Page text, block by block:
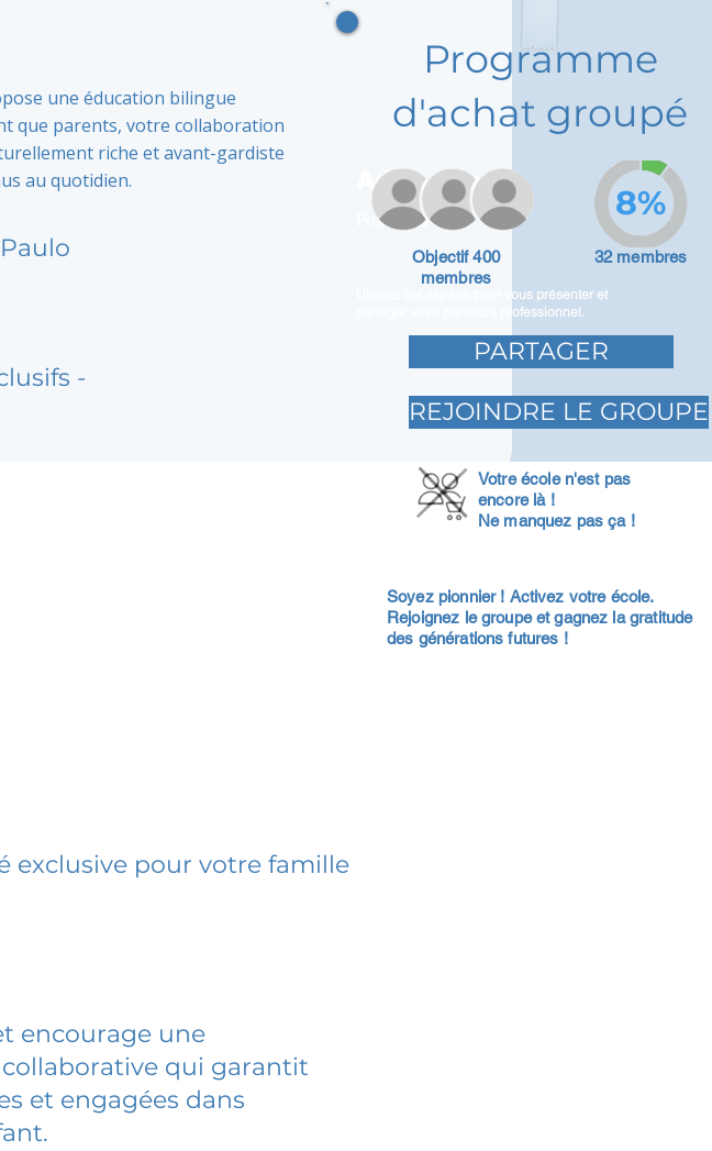
une éducation bilingue
que parents, votre collaboration
riche et avant-gardiste
au quotidien.
-
Adam Caar
Promoteur
Utilisez cet espace pour vous présenter et
partager votre parcours professionnel.
Programme
d'achat groupé
Objectif 400
membres
32 membres
8%
PARTAGER
REJOINDRE LE GROUPE
Votre école n'est pas
encore là !
Ne manquez pas ça !
Soyez pionnier ! Activez votre école.
Rejoignez le groupe et gagnez la gratitude
des générations futures !
exclusive pour votre famille
encourage une
qui garantit
et engagées dans